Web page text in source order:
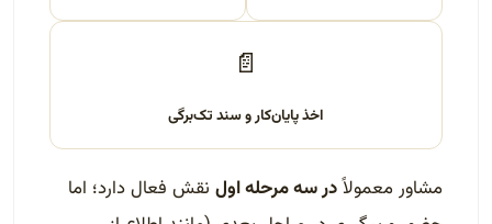
📄
اخذ پایان‌کار و سند تک‌برگی
مشاور معمولاًدر سه مرحله اول نقش فعال دارد؛ اما